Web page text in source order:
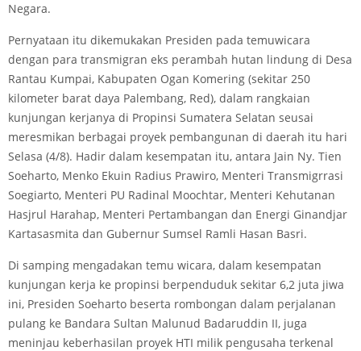
Negara.
Pernyataan itu dikemukakan Presiden pada temuwicara
dengan para transmigran eks perambah hutan lindung di Desa
Rantau Kumpai, Kabupaten Ogan Komering (sekitar 250
kilometer barat daya Palembang, Red), dalam rangkaian
kunjungan kerjanya di Propinsi Sumatera Selatan seusai
meresmikan berbagai proyek pembangunan di daerah itu hari
Selasa (4/8). Hadir dalam kesempatan itu, antara Jain Ny. Tien
Soeharto, Menko Ekuin Radius Prawiro, Menteri Transmigrrasi
Soegiarto, Menteri PU Radinal Moochtar, Menteri Kehutanan
Hasjrul Harahap, Menteri Pertambangan dan Energi Ginandjar
Kartasasmita dan Gubernur Sumsel Ramli Hasan Basri.
Di samping mengadakan temu wicara, dalam kesempatan
kunjungan kerja ke propinsi berpenduduk sekitar 6,2 juta jiwa
ini, Presiden Soeharto beserta rombongan dalam perjalanan
pulang ke Bandara Sultan Malunud Badaruddin II, juga
meninjau keberhasilan proyek HTI milik pengusaha terkenal